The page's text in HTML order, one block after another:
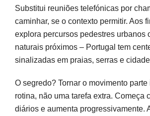
Substitui reuniões telefónicas por
caminhar, se o contexto permitir. Aos
explora percursos pedestres urbanos
naturais próximos – Portugal tem
sinalizadas em praias, serras e
O segredo? Tornar o movimento parte
rotina, não uma tarefa extra. Começa
diários e aumenta progressivamente.